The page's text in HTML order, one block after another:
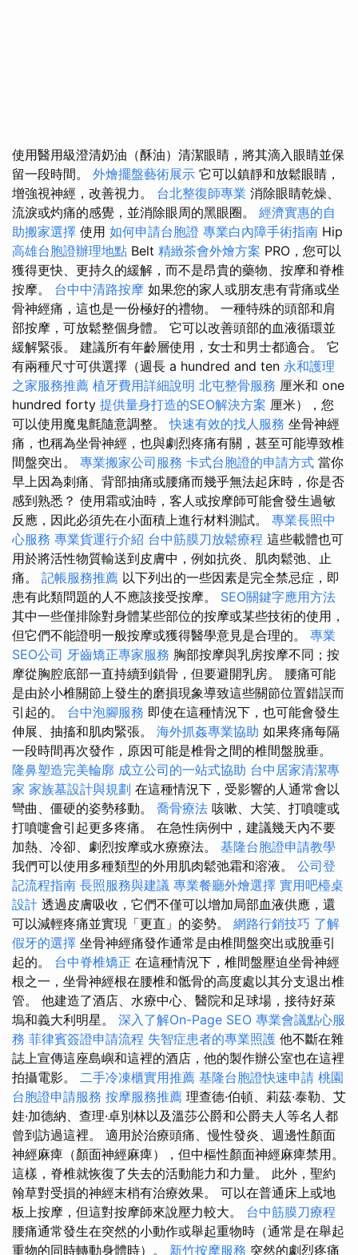
使用醫用級澄清奶油（酥油）清潔眼睛，將其滴入眼睛並保
留一段時間。 外燴擺盤藝術展示 它可以鎮靜和放鬆眼睛，
增強視神經，改善視力。 台北整復師專業 消除眼睛乾燥、
流淚或灼痛的感覺，並消除眼周的黑眼圈。 經濟實惠的自
助搬家選擇 使用 如何申請台胞證 專業白內障手術指南 Hip
高雄台胞證辦理地點 Belt 精緻茶會外燴方案 PRO，您可以
獲得更快、更持久的緩解，而不是昂貴的藥物、按摩和脊椎
按摩。 台中中清路按摩 如果您的家人或朋友患有背痛或坐
骨神經痛，這也是一份極好的禮物。 一種特殊的頭部和肩
部按摩，可放鬆整個身體。 它可以改善頭部的血液循環並
緩解緊張。 建議所有年齡層使用，女士和男士都適合。 它
有兩種尺寸可供選擇（週長 a hundred and ten 永和護理
之家服務推薦 植牙費用詳細說明 北屯整骨服務 厘米和 one
hundred forty 提供量身打造的SEO解決方案 厘米），您
可以使用魔鬼氈隨意調整。快速有效的找人服務 坐骨神經
痛，也稱為坐骨神經，也與劇烈疼痛有關，甚至可能導致椎
間盤突出。 專業搬家公司服務 卡式台胞證的申請方式 當你
早上因為刺痛、背部抽痛或腰痛而幾乎無法起床時，你是否
感到熟悉？ 使用霜或油時，客人或按摩師可能會發生過敏
反應，因此必須先在小面積上進行材料測試。 專業長照中
心服務 專業貨運行介紹 台中筋膜刀放鬆療程 這些載體也可
用於將活性物質輸送到皮膚中，例如抗炎、肌肉鬆弛、止
痛。 記帳服務推薦 以下列出的一些因素是完全禁忌症，即
患有此類問題的人不應該接受按摩。 SEO關鍵字應用方法
其中一些僅排除對身體某些部位的按摩或某些技術的使用，
但它們不能證明一般按摩或獲得醫學意見是合理的。 專業
SEO公司 牙齒矯正專家服務 胸部按摩與乳房按摩不同；按
摩從胸腔底部一直持續到鎖骨，但要避開乳房。 腰痛可能
是由於小椎關節上發生的磨損現象導致這些關節位置錯誤而
引起的。 台中泡腳服務 即使在這種情況下，也可能會發生
伸展、抽搐和肌肉緊張。 海外抓姦專業協助 如果疼痛每隔
一段時間再次發作，原因可能是椎骨之間的椎間盤脫垂。
隆鼻塑造完美輪廓 成立公司的一站式協助 台中居家清潔專
家 家族墓設計與規劃 在這種情況下，受影響的人通常會以
彎曲、僵硬的姿勢移動。 喬骨療法 咳嗽、大笑、打噴嚏或
打噴嚏會引起更多疼痛。 在急性病例中，建議幾天內不要
加熱、冷卻、劇烈按摩或水療療法。 基隆台胞證申請教學
我們可以使用多種類型的外用肌肉鬆弛霜和溶液。 公司登
記流程指南 長照服務與建議 專業餐廳外燴選擇 實用吧檯桌
設計 透過皮膚吸收，它們不僅可以增加局部血液供應，還
可以減輕疼痛並實現「更直」的姿勢。 網路行銷技巧 了解
假牙的選擇 坐骨神經痛發作通常是由椎間盤突出或脫垂引
起的。 台中脊椎矯正 在這種情況下，椎間盤壓迫坐骨神經
根之一，坐骨神經根在腰椎和骶骨的高度處以其分支退出椎
管。 他建造了酒店、水療中心、醫院和足球場，接待好萊
塢和義大利明星。 深入了解On-Page SEO 專業會議點心服
務 菲律賓簽證申請流程 失智症患者的專業照護 他不斷在雜
誌上宣傳這座島嶼和這裡的酒店，他的製作辦公室也在這裡
拍攝電影。 二手冷凍櫃實用推薦 基隆台胞證快速申請 桃園
台胞證申請服務 按摩服務推薦 理查德·伯頓、莉茲·泰勒、艾
娃·加德納、查理·卓別林以及溫莎公爵和公爵夫人等名人都
曾到訪過這裡。 適用於治療頭痛、慢性發炎、週邊性顏面
神經麻痺（顏面神經麻痺），但中樞性顏面神經麻痺禁用。
這樣，脊椎就恢復了失去的活動能力和力量。 此外，聖約
翰草對受損的神經末梢有治療效果。 可以在普通床上或地
板上按摩，但這對按摩師來說壓力較大。 台中筋膜刀療程
腰痛通常發生在突然的小動作或舉起重物時（通常是在舉起
重物的同時轉動身體時）。 新竹按摩服務 突然的劇烈疼痛